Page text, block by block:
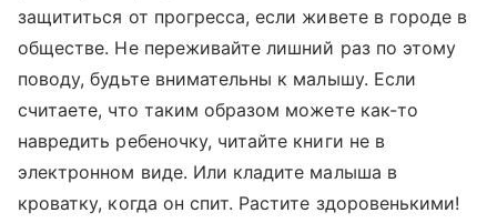
защититься от прогресса, если живете в городе в
обществе. Не переживайте лишний раз по этому
поводу, будьте внимательны к малышу. Если
считаете, что таким образом можете как-то
навредить ребеночку, читайте книги не в
электронном виде. Или кладите малыша в
кроватку, когда он спит. Растите здоровенькими!